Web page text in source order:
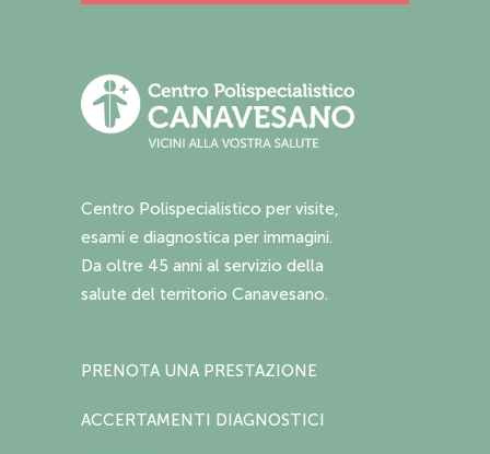
Centro Polispecialistico per visite,
esami e diagnostica per immagini.
Da oltre 45 anni al servizio della
salute del territorio Canavesano.
PRENOTA UNA PRESTAZIONE
ACCERTAMENTI DIAGNOSTICI